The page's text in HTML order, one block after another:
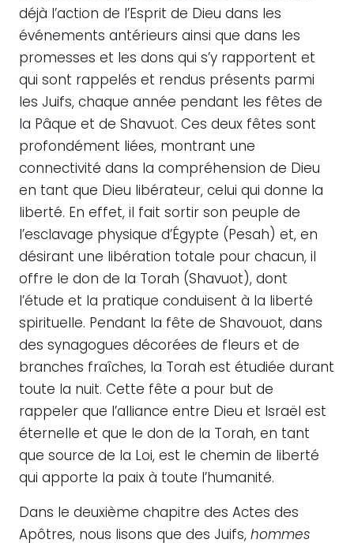
déjà l’action de l’Esprit de Dieu dans les
événements antérieurs ainsi que dans les
promesses et les dons qui s’y rapportent et
qui sont rappelés et rendus présents parmi
les Juifs, chaque année pendant les fêtes de
la Pâque et de Shavuot. Ces deux fêtes sont
profondément liées, montrant une
connectivité dans la compréhension de Dieu
en tant que Dieu libérateur, celui qui donne la
liberté. En effet, il fait sortir son peuple de
l’esclavage physique d’Égypte (Pesah) et, en
désirant une libération totale pour chacun, il
offre le don de la Torah (Shavuot), dont
l’étude et la pratique conduisent à la liberté
spirituelle. Pendant la fête de Shavouot, dans
des synagogues décorées de fleurs et de
branches fraîches, la Torah est étudiée durant
toute la nuit. Cette fête a pour but de
rappeler que l’alliance entre Dieu et Israël est
éternelle et que le don de la Torah, en tant
que source de la Loi, est le chemin de liberté
qui apporte la paix à toute l’humanité.
Dans le deuxième chapitre des Actes des
Apôtres, nous lisons que des Juifs, hommes